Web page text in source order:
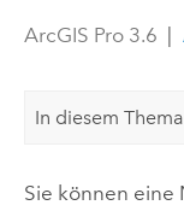
ArcGIS Pro 3.6
In diesem Thema
Sie können eine